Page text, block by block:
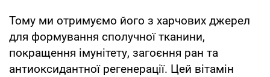
Тому ми отримуємо його з харчових джерел
для формування сполучної тканини,
покращення імунітету, загоєння ран та
антиоксидантної регенерації. Цей вітамін